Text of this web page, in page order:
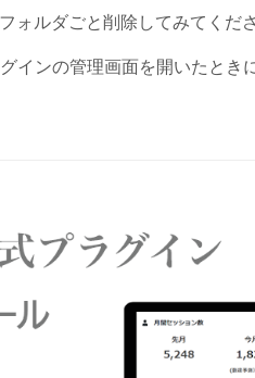
ォルダごと削除してみてくださ
インの管理画面を開いたとき